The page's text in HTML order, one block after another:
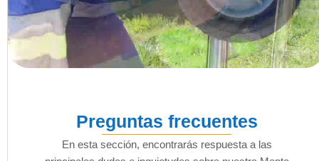
Preguntas frecuentes
En esta sección, encontrarás respuesta a las